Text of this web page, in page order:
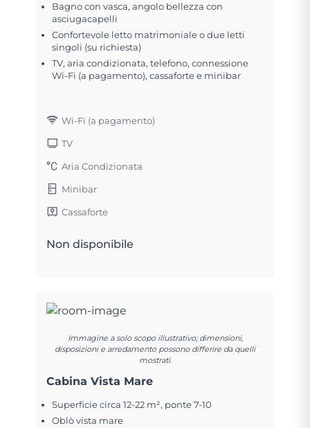
Bagno con vasca, angolo bellezza con
asciugacapelli
Confortevole letto matrimoniale o due letti
singoli (su richiesta)
TV, aria condizionata, telefono, connessione
Wi-Fi (a pagamento), cassaforte e minibar
Wi-Fi (a pagamento)
TV
Aria Condizionata
Minibar
Cassaforte
Non disponibile
Immagine a solo scopo illustrativo; dimensioni,
disposizioni e arredamento possono differire da quelli
mostrati.
Cabina Vista Mare
Superficie circa 12-22 m², ponte 7-10
Oblò vista mare